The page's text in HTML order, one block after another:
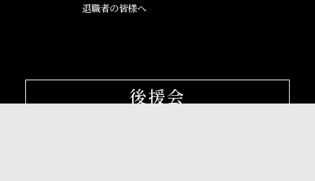
退職者の皆様へ
後援会